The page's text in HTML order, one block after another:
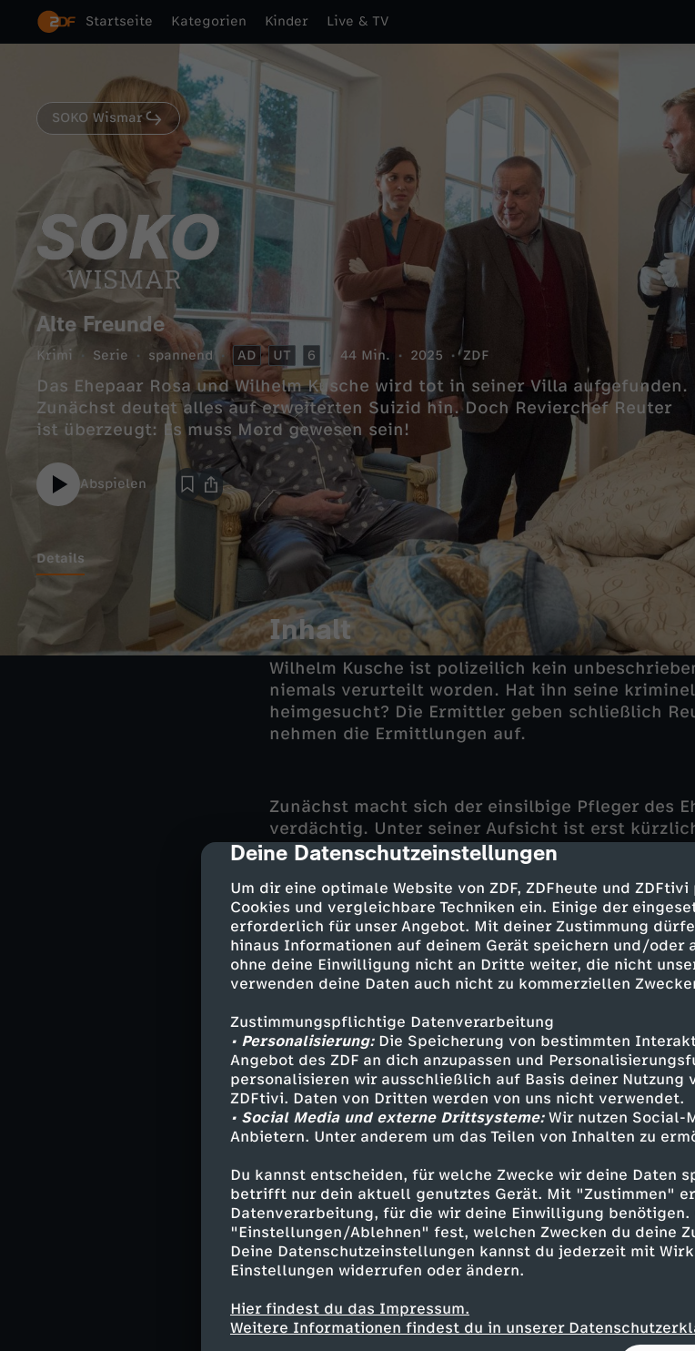
cmp-dialog-description
Deine Datenschutzeinstellungen
Um dir eine optimale Website von ZDF, ZDFheute und
Cookies und vergleichbare Techniken ein. Einige der
erforderlich für unser Angebot. Mit deiner Zustimmung
hinaus Informationen auf deinem Gerät speichern und/oder
ohne deine Einwilligung nicht an Dritte weiter, die nicht
verwenden deine Daten auch nicht zu kommerziellen
Zustimmungspflichtige Datenverarbeitung
• Personalisierung:Die Speicherung von bestimmten
Angebot des ZDF an dich anzupassen und
personalisieren wir ausschließlich auf Basis deiner Nutzung
ZDFtivi. Daten von Dritten werden von uns nicht verwendet.
• Social Media und externe Drittsysteme:Wir nutzen Social-
Anbietern. Unter anderem um das Teilen von Inhalten zu
Du kannst entscheiden, für welche Zwecke wir deine Daten
betrifft nur dein aktuell genutztes Gerät. Mit "Zustimmen"
Datenverarbeitung, für die wir deine Einwilligung
"Einstellungen/Ablehnen" fest, welchen Zwecken du deine
Deine Datenschutzeinstellungen kannst du jederzeit mit
Einstellungen widerrufen oder ändern.
Hier findest du das Impressum.
Weitere Informationen findest du in unserer
Startseite Kategorien Kinder Live & TV
SOKO Wismar
Alte Freunde
Krimi Serie spannend AD UT 6 44 Min. 2025 ZDF
Das Ehepaar Rosa und Wilhelm Kusche wird tot in seiner Villa aufgefunden.
Zunächst deutet alles auf erweiterten Suizid hin. Doch Revierchef Reuter
ist überzeugt: Es muss Mord gewesen sein!
Abspielen
Details
Inhalt
Wilhelm Kusche ist polizeilich kein
niemals verurteilt worden. Hat ihn seine
heimgesucht? Die Ermittler geben schließlich
nehmen die Ermittlungen auf.
Zunächst macht sich der einsilbige Pfleger des
verdächtig. Unter seiner Aufsicht ist erst
auch die erwachsenen Kinder Reiko und Clara
beachtliches Erbe zu. Doch sind Clara und
etwas anzutun?
Reuter hingegen ist überzeugt, der Fall hängt
aus der Vergangenheit zusammen.
Darsteller
Jan Reuter - Udo Kroschwald
Karoline Joost - Nike Fuhrmann
Lars Pöhlmann - Dominic Boeer
Kai Timmermann - Mathias Junge
Stine Bergendal - Sidsel Hindhede
Dr. Helene Sturbeck - Katharina Blaschke
Reiko Kusche - Eric Klotzsch
Bernd Rabe - Max Engelke
Christof Teevs - Emilio De Marchi
Erich Racke - Olaf Burmeister
Herr Baudewig - Christoph Gottschalch